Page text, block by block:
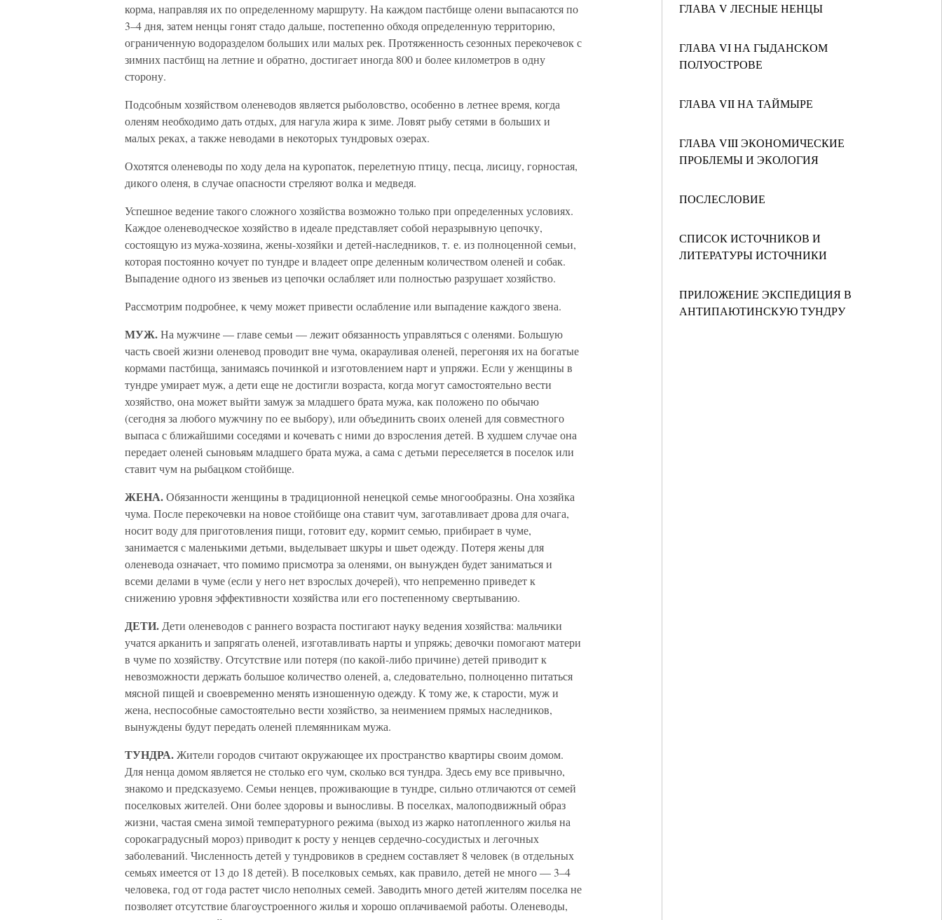
ГЛАВА V ЛЕСНЫЕ НЕНЦЫ
ГЛАВА VI НА ГЫДАНСКОМ
ПОЛУОСТРОВЕ
ГЛАВА VII НА ТАЙМЫРЕ
ГЛАВА VIII ЭКОНОМИЧЕСКИЕ
ПРОБЛЕМЫ И ЭКОЛОГИЯ
ПОСЛЕСЛОВИЕ
СПИСОК ИСТОЧНИКОВ И
ЛИТЕРАТУРЫ ИСТОЧНИКИ
ПРИЛОЖЕНИЕ ЭКСПЕДИЦИЯ В
АНТИПАЮТИНСКУЮ ТУНДРУ
корма, направляя их по определенному маршруту. На каждом пастбище олени выпасаются по
3–4 дня, затем ненцы гонят стадо дальше, постепенно обходя определенную территорию,
ограниченную водоразделом больших или малых рек. Протяженность сезонных перекочевок с
зимних пастбищ на летние и обратно, достигает иногда 800 и более километров в одну
сторону.
Подсобным хозяйством оленеводов является рыболовство, особенно в летнее время, когда
оленям необходимо дать отдых, для нагула жира к зиме. Ловят рыбу сетями в больших и
малых реках, а также неводами в некоторых тундровых озерах.
Охотятся оленеводы по ходу дела на куропаток, перелетную птицу, песца, лисицу, горностая,
дикого оленя, в случае опасности стреляют волка и медведя.
Успешное ведение такого сложного хозяйства возможно только при определенных условиях.
Каждое оленеводческое хозяйство в идеале представляет собой неразрывную цепочку,
состоящую из мужа-хозяина, жены-хозяйки и детей-наследников, т. е. из полноценной семьи,
которая постоянно кочует по тундре и владеет опре деленным количеством оленей и собак.
Выпадение одного из звеньев из цепочки ослабляет или полностью разрушает хозяйство.
Рассмотрим подробнее, к чему может привести ослабление или выпадение каждого звена.
МУЖ.На мужчине — главе семьи — лежит обязанность управляться с оленями. Большую
часть своей жизни оленевод проводит вне чума, окарауливая оленей, перегоняя их на богатые
кормами пастбища, занимаясь починкой и изготовлением нарт и упряжи. Если у женщины в
тундре умирает муж, а дети еще не достигли возраста, когда могут самостоятельно вести
хозяйство, она может выйти замуж за младшего брата мужа, как положено по обычаю
(сегодня за любого мужчину по ее выбору), или объединить своих оленей для совместного
выпаса с ближайшими соседями и кочевать с ними до взросления детей. В худшем случае она
передает оленей сыновьям младшего брата мужа, а сама с детьми переселяется в поселок или
ставит чум на рыбацком стойбище.
ЖЕНА.Обязанности женщины в традиционной ненецкой семье многообразны. Она хозяйка
чума. После перекочевки на новое стойбище она ставит чум, заготавливает дрова для очага,
носит воду для приготовления пищи, готовит еду, кормит семью, прибирает в чуме,
занимается с маленькими детьми, выделывает шкуры и шьет одежду. Потеря жены для
оленевода означает, что помимо присмотра за оленями, он вынужден будет заниматься и
всеми делами в чуме (если у него нет взрослых дочерей), что непременно приведет к
снижению уровня эффективности хозяйства или его постепенному свертыванию.
ДЕТИ. Дети оленеводов с раннего возраста постигают науку ведения хозяйства: мальчики
учатся арканить и запрягать оленей, изготавливать нарты и упряжь; девочки помогают матери
в чуме по хозяйству. Отсутствие или потеря (по какой-либо причине) детей приводит к
невозможности держать большое количество оленей, а, следовательно, полноценно питаться
мясной пищей и своевременно менять изношенную одежду. К тому же, к старости, муж и
жена, неспособные самостоятельно вести хозяйство, за неимением прямых наследников,
вынуждены будут передать оленей племянникам мужа.
ТУНДРА.Жители городов считают окружающее их пространство квартиры своим домом.
Для ненца домом является не столько его чум, сколько вся тундра. Здесь ему все привычно,
знакомо и предсказуемо. Семьи ненцев, проживающие в тундре, сильно отличаются от семей
поселковых жителей. Они более здоровы и выносливы. В поселках, малоподвижный образ
жизни, частая смена зимой температурного режима (выход из жарко натопленного жилья на
сорокаградусный мороз) приводит к росту у ненцев сердечно-сосудистых и легочных
заболеваний. Численность детей у тундровиков в среднем составляет 8 человек (в отдельных
семьях имеется от 13 до 18 детей). В поселковых семьях, как правило, детей не много — 3–4
человека, год от года растет число неполных семей. Заводить много детей жителям поселка не
позволяет отсутствие благоустроенного жилья и хорошо оплачиваемой работы. Оленеводы,